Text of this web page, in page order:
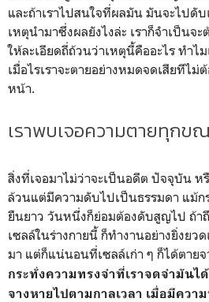
และถ้าเราไปสนใจที่ผลมัน มันจะไปดับ
เหตุนำมาซึ่งผลยังไงล่ะ เราก็จำเป็น
ให้ละเอียดถี่ถ้วนว่าเหตุนี้คืออะไร ทำไ
เมื่อไรเราจะตายอย่างหมดจดเสียทีไม่
หน้า.
เราพบเจอความตายทุกข
สิ่งที่เจอมาไม่ว่าจะเป็นอดีต ปัจจุบัน
ล้วนแต่มีความดับไปเป็นธรรมดา แม้ก
ยืนยาว วันหนึ่งก็ย่อมต้องดับสูญไป ถ้า
เซลล์ในร่างกายนี้ ก็ทำงานอย่างยิ่งยว
มา แต่ก็แน่นอนที่เซลล์เก่า ๆ ก็ได้ตาย
กระทั่งความทรงจำที่เราจดจำมันไ
จางหายไปตามกาลเวลา เมื่อมีคว